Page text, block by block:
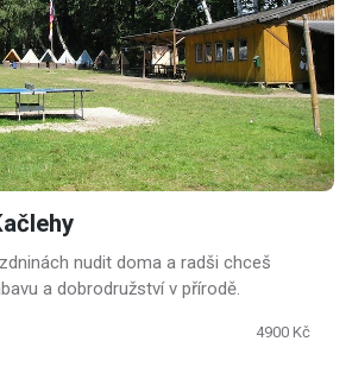
nudit doma a radši chceš
a dobrodružství v přírodě.
4900 Kč